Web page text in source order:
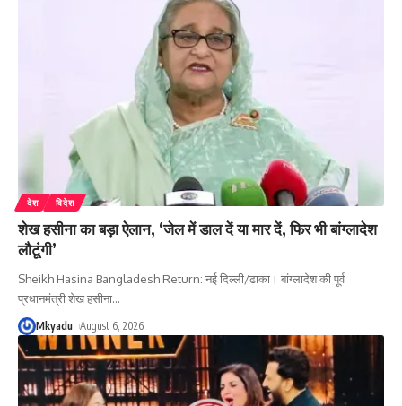
देश विदेश
शेख हसीना का बड़ा ऐलान, ‘जेल में डाल दें या मार दें, फिर भी बांग्लादेश
लौटूंगी’
Sheikh Hasina Bangladesh Return: नई दिल्ली/ढाका। बांग्लादेश की पूर्व
प्रधानमंत्री शेख हसीना…
Mkyadu August 6, 2026